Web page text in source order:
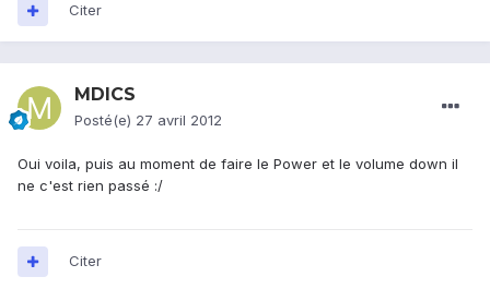
Citer
MDICS
Posté(e) 27 avril 2012
Oui voila, puis au moment de faire le Power et le volume down il
ne c'est rien passé :/
Citer